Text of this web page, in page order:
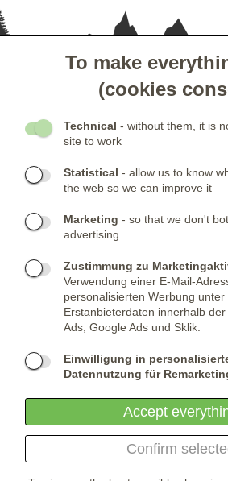
To make
(cookies
Technical - without them, it is
site to work
Statistical - allow us to know
the web so we can improve it
Marketing - so that we don't
advertising
Zustimmung zu
Verwendung einer E-Mail-
personalisierten Werbung unter
Erstanbieterdaten innerhalb
Ads, Google Ads und Sklik.
Einwilligung in
Datennutzung für
Confirm
Accept
- GESELLSCHAFT
KONTAKTIERE UNS
Skype:ARMYSHOP.CZ
FIRMENSITZ:
ARMYSHOP.CZ, s.r.o
549 31 Velké Poříčí
Česká republika